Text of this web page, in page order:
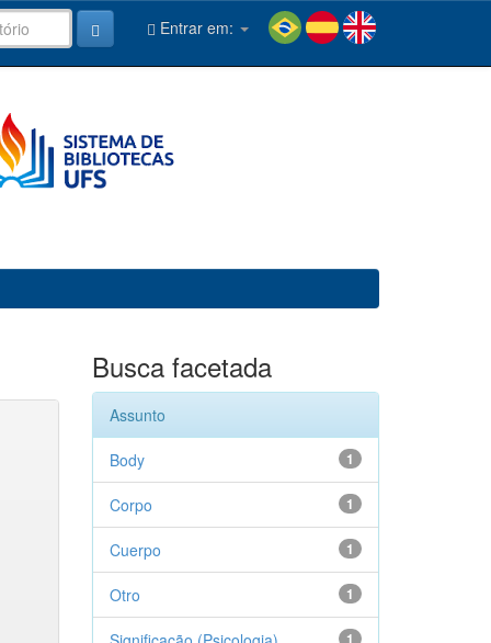
Entrar em:
Busca facetada
Assunto
1
Body
1
Corpo
1
Cuerpo
1
Otro
1